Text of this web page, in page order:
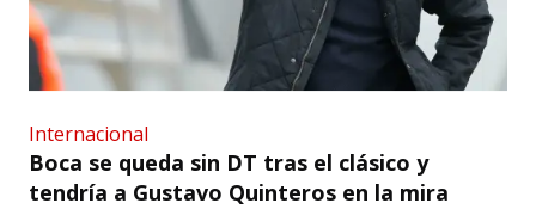
Internacional
Boca se queda sin DT tras el clásico y
tendría a Gustavo Quinteros en la mira